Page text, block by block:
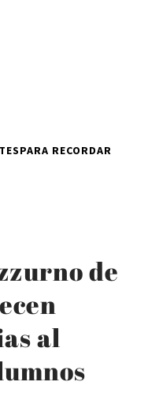
PARA RECORDAR
de
al